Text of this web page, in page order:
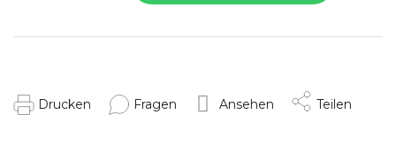
Drucken Fragen Ansehen Teilen